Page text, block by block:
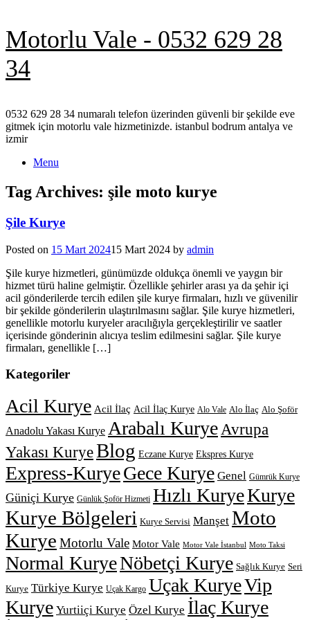
Skip
to
content
Motorlu Vale - 0532 629 28
34
0532 629 28 34 numaralı telefon üzerinden güvenli bir şekilde eve
gitmek için motorlu vale hizmetinizde. istanbul bodrum antalya ve
izmir
Menu
Tag Archives: şile moto kurye
Şile Kurye
Posted on 15 Mart 202415 Mart 2024 by admin
Şile kurye hizmetleri, günümüzde oldukça önemli ve yaygın bir
hizmet türü haline gelmiştir. Özellikle şehirler arası ya da şehir içi
acil gönderilerde tercih edilen şile kurye firmaları, hızlı ve güvenilir
bir şekilde gönderilerin ulaştırılmasını sağlar. Şile kurye hizmetleri,
genellikle motorlu kuryeler aracılığıyla gerçekleştirilir ve saatler
içerisinde gönderinin alıcıya teslim edilmesini sağlar. Şile kurye
firmaları, genellikle […]
Kategoriler
Acil Kurye Acil İlaç Acil İlaç Kurye Alo Vale Alo İlaç Alo Şoför
Anadolu Yakası Kurye Arabalı Kurye Avrupa
Yakası KuryeBlog Eczane Kurye Ekspres Kurye
Express-KuryeGece Kurye Genel Gümrük Kurye
Güniçi Kurye Günlük Şoför Hizmeti Hızlı KuryeKurye
Kurye Bölgeleri Kurye Servisi Manşet Moto
Kurye Motorlu Vale Motor Vale Motor Vale İstanbul Moto Taksi
Normal KuryeNöbetçi Kurye Sağlık Kurye Seri
Kurye Türkiye Kurye Uçak Kargo Uçak KuryeVip
Kurye Yurtiiçi Kurye Özel Kurye İlaç Kurye